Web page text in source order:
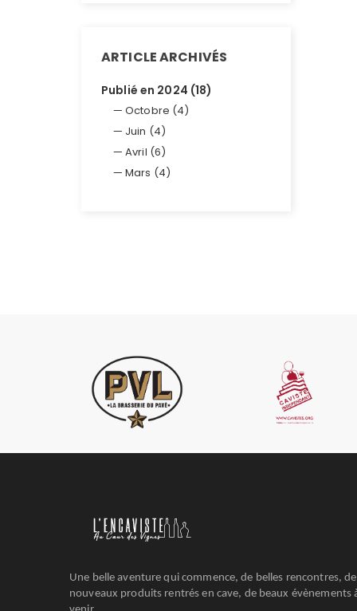
ARTICLE ARCHIVÉS
Publié en 2024 (18)
Octobre (4)
Juin (4)
Avril (6)
Mars (4)
Une belle aventure qui commence, de belles rencontres, de
nouveaux produits rentrés en cave, de beaux évènements